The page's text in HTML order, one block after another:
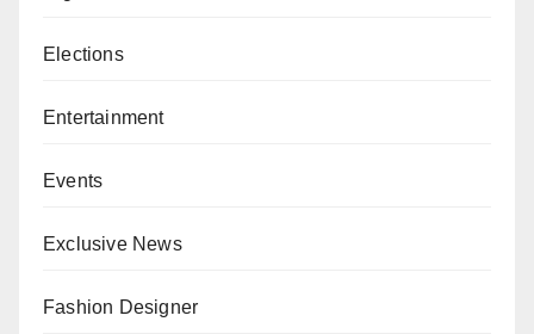
Elections
Entertainment
Events
Exclusive News
Fashion Designer